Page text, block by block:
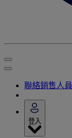
聯絡銷售人員
登入